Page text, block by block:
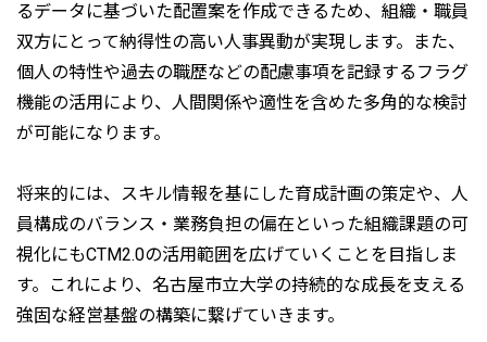
るデータに基づいた配置案を作成できるため、組織・職員
双方にとって納得性の高い人事異動が実現します。また、
個人の特性や過去の職歴などの配慮事項を記録するフラグ
機能の活用により、人間関係や適性を含めた多角的な検討
が可能になります。
将来的には、スキル情報を基にした育成計画の策定や、人
員構成のバランス・業務負担の偏在といった組織課題の可
視化にもCTM2.0の活用範囲を広げていくことを目指しま
す。これにより、名古屋市立大学の持続的な成長を支える
強固な経営基盤の構築に繋げていきます。